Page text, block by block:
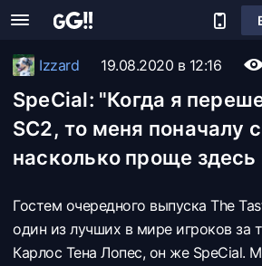
Izzard 19.08.2020 в 12:16
SpeCial: "Когда я
SC2, то меня поначалу
насколько проще
Гостем очередного выпуска The
один из лучших в мире игроков за
Карлос Тена Лопес, он же SpeCial.